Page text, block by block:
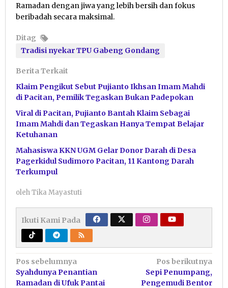
Ramadan dengan jiwa yang lebih bersih dan fokus
beribadah secara maksimal.
Ditag
Tradisi nyekar TPU Gabeng Gondang
Berita Terkait
Klaim Pengikut Sebut Pujianto Ikhsan Imam Mahdi
di Pacitan, Pemilik Tegaskan Bukan Padepokan
Viral di Pacitan, Pujianto Bantah Klaim Sebagai
Imam Mahdi dan Tegaskan Hanya Tempat Belajar
Ketuhanan
Mahasiswa KKN UGM Gelar Donor Darah di Desa
Pagerkidul Sudimoro Pacitan, 11 Kantong Darah
Terkumpul
olehTika Mayastuti
Ikuti Kami Pada
Navigasi
pos
Pos sebelumnya
Syahdunya Penantian
Ramadan di Ufuk Pantai
Pos berikutnya
Sepi Penumpang,
Pengemudi Bentor